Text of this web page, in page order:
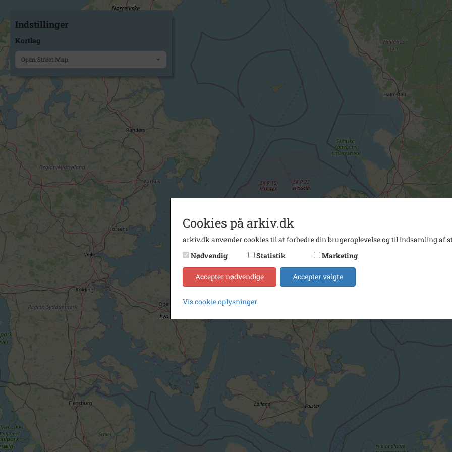
Indstillinger
Kortlag
Open Street Map
Cookies på arkiv.dk
arkiv.dk anvender cookies til at forbedre din brugeroplevelse og til indsamling af
Nødvendig
Statistik Marketing
Accepter nødvendige Accepter valgte
Vis cookie oplysninger